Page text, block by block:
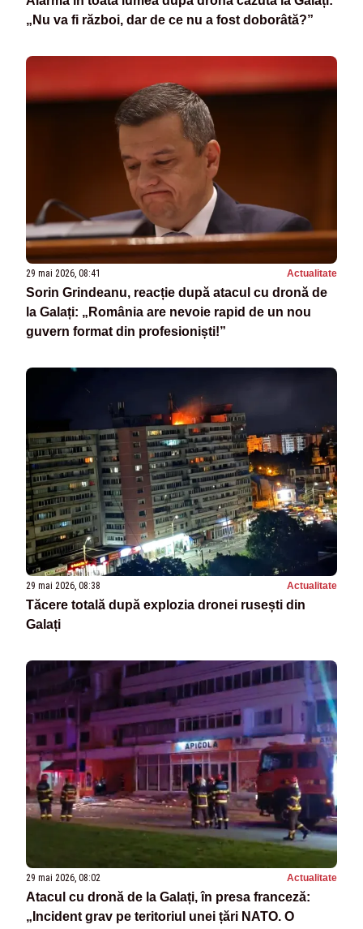
„Nu va fi război, dar de ce nu a fost doborâtă?”
29 mai 2026, 08:41 Actualitate
Sorin Grindeanu, reacție după atacul cu dronă de
la Galați: „România are nevoie rapid de un nou
guvern format din profesioniști!”
29 mai 2026, 08:38 Actualitate
Tăcere totală după explozia dronei rusești din
Galați
29 mai 2026, 08:02 Actualitate
Atacul cu dronă de la Galați, în presa franceză:
„Incident grav pe teritoriul unei țări NATO. O